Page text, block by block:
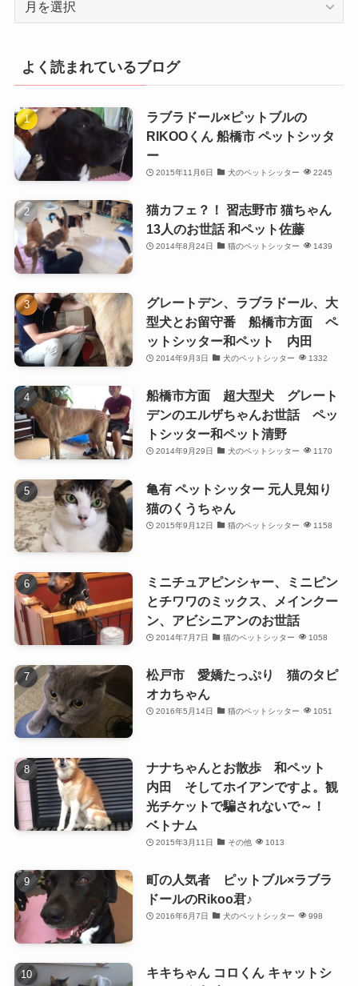
よく読まれているブログ
ラブラドール×ピットブルの
RIKOOくん 船橋市 ペットシッタ
ー
2015年11月6日 犬のペットシッター 2245
猫カフェ？！ 習志野市 猫ちゃん
13人のお世話 和ペット佐藤
2014年8月24日 猫のペットシッター 1439
グレートデン、ラブラドール、大
型犬とお留守番 船橋市方面 ペ
ットシッター和ペット 内田
2014年9月3日 犬のペットシッター 1332
船橋市方面 超大型犬 グレート
デンのエルザちゃんお世話 ペッ
トシッター和ペット清野
2014年9月29日 犬のペットシッター 1170
亀有 ペットシッター 元人見知り
猫のくうちゃん
2015年9月12日 猫のペットシッター 1158
ミニチュアピンシャー、ミニピン
とチワワのミックス、メインクー
ン、アビシニアンのお世話
2014年7月7日 猫のペットシッター 1058
松戸市 愛嬌たっぷり 猫のタピ
オカちゃん
2016年5月14日 猫のペットシッター 1051
ナナちゃんとお散歩 和ペット
内田 そしてホイアンですよ。観
光チケットで騙されないで～！
ベトナム
2015年3月11日 その他 1013
町の人気者 ピットブル×ラブラ
ドールのRikoo君♪
2016年6月7日 犬のペットシッター 998
キキちゃん コロくん キャットシ